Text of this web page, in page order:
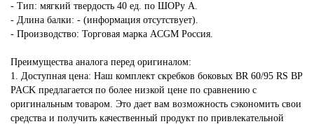
- Тип: мягкий твердость 40 ед. по ШОРу А.
- Длина балки: - (информация отсутствует).
- Производство: Торговая марка ACGM Россия.
Преимущества аналога перед оригиналом:
1. Доступная цена: Наш комплект скребков боковых BR 60/95 RS BP
PACK предлагается по более низкой цене по сравнению с
оригинальным товаром. Это дает вам возможность сэкономить свои
средства и получить качественный продукт по привлекательной